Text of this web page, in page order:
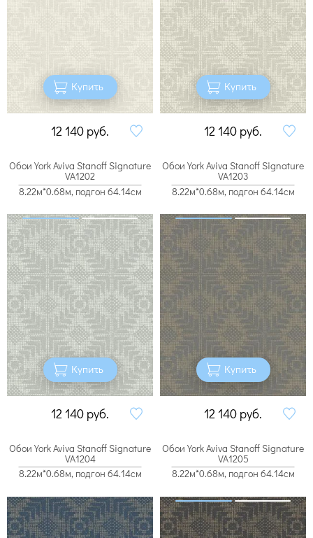
Купить
12 140 руб.
Купить
12 140 руб.
Обои York Aviva Stanoff Signature
VA1202
8.22м*0.68м, подгон 64.14см
Купить
12 140 руб.
Обои York Aviva Stanoff Signature
VA1203
8.22м*0.68м, подгон 64.14см
Купить
12 140 руб.
Обои York Aviva Stanoff Signature
VA1204
8.22м*0.68м, подгон 64.14см
Обои York Aviva Stanoff Signature
VA1205
8.22м*0.68м, подгон 64.14см